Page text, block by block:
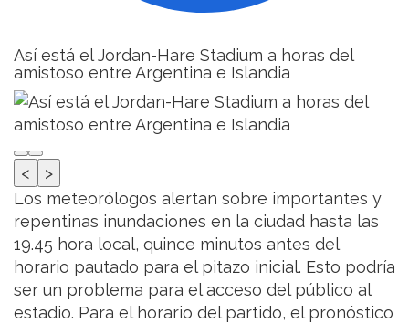
Así está el Jordan-Hare Stadium a horas del
amistoso entre Argentina e Islandia
<
>
Los meteorólogos alertan sobre importantes y
repentinas inundaciones en la ciudad hasta las
19.45 hora local, quince minutos antes del
horario pautado para el pitazo inicial. Esto podría
ser un problema para el acceso del público al
estadio. Para el horario del partido, el pronóstico